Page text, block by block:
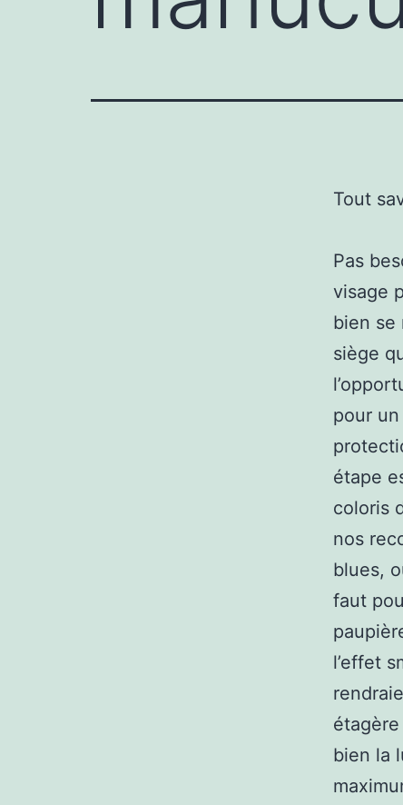
Tout
Pas
visage
bien se
siège
pour
étape
coloris
nos
blues,
faut
l’effet
bien la